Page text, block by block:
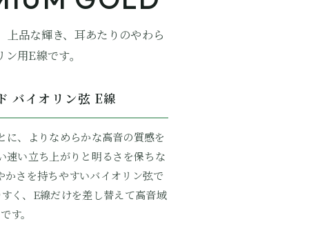
品な輝き、耳あたりのやわら
用E線です。
バイオリン弦 E線
よりなめらかな高音の質感を
速い立ち上がりと明るさを保ちな
さを持ちやすいバイオリン弦で
く、E線だけを差し替えて高音域
す。